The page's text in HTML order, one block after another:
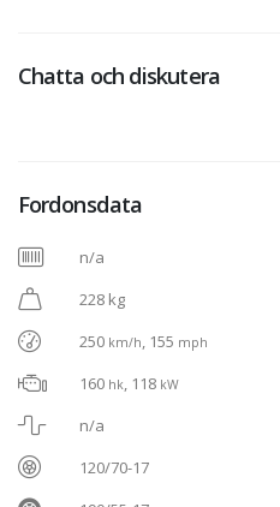
Chatta och diskutera
Fordonsdata
n/a
228 kg
250 km/h, 155 mph
160 hk, 118 kW
n/a
120/70-17